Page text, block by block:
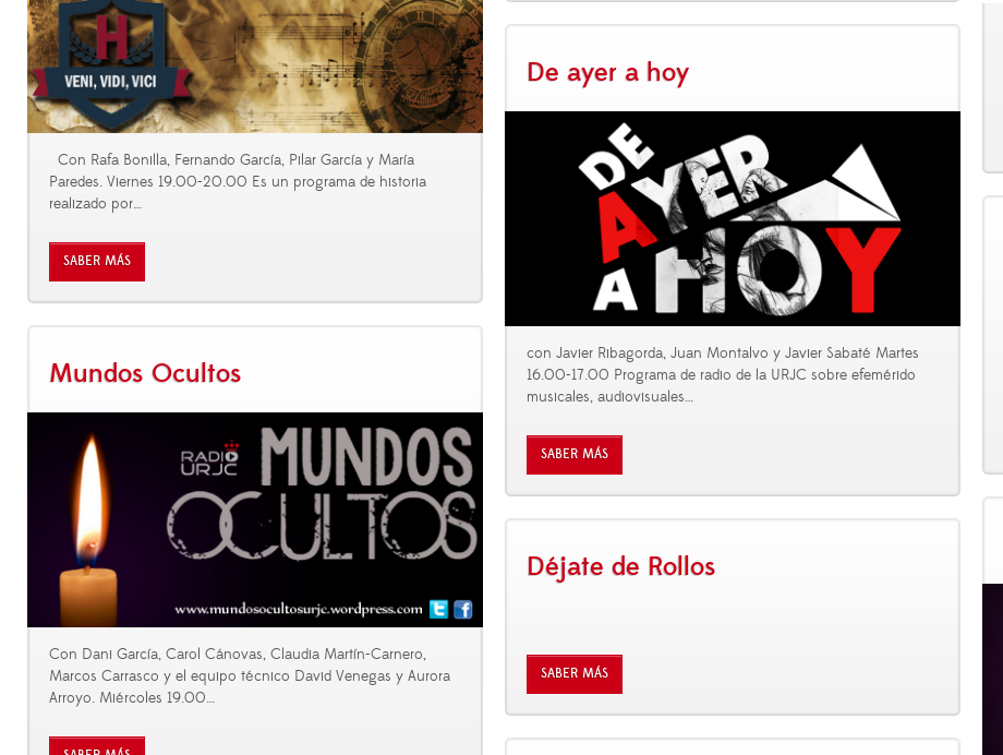
Con Rafa Bonilla, Fernando García, Pilar García y María
Paredes. Viernes 19.00-20.00 Es un programa de historia
realizado por…
SABER MÁS
De ayer a hoy
con Javier Ribagorda, Juan Montalvo y Javier Sabaté Martes
16.00-17.00 Programa de radio de la URJC sobre efemérido
musicales, audiovisuales…
SABER MÁS
Mundos Ocultos
Con Dani García, Carol Cánovas, Claudia Martín-Carnero,
Marcos Carrasco y el equipo técnico David Venegas y Aurora
Arroyo. Miércoles 19.00…
Déjate de Rollos
SABER MÁS